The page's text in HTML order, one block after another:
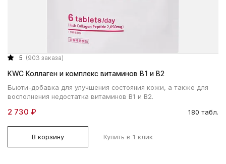
5 (903 заказа)
KWC Коллаген и комплекс витаминов В1 и В2
Бьюти-добавка для улучшения состояния кожи, а также для
восполнения недостатка витаминов В1 и В2.
2 730 ₽ 180 табл.
В корзину Купить в 1 клик